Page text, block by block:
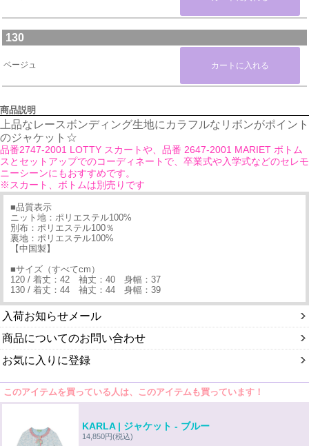
130
ベージュ
商品説明
上品なレースボンディング生地にカラフルなリボンがポイント
のジャケット☆
品番2747-2001 LOTTY スカートや、品番 2647-2001 MARIET ボトム
スとセットアップでのコーディネートで、卒業式や入学式などのセレモ
ニーシーンにもおすすめです。
※スカート、ボトムは別売りです
■品質表示
ニット地：ポリエステル100%
別布：ポリエステル100％
裏地：ポリエステル100%
【中国製】
■サイズ（すべてcm）
120 / 着丈：42 袖丈：40 身幅：37
130 / 着丈：44 袖丈：44 身幅：39
入荷お知らせメール
商品についてのお問い合わせ
お気に入りに登録
このアイテムを買っている人は、このアイテムも買っています！
KARLA | ジャケット - ブルー
14,850円(税込)